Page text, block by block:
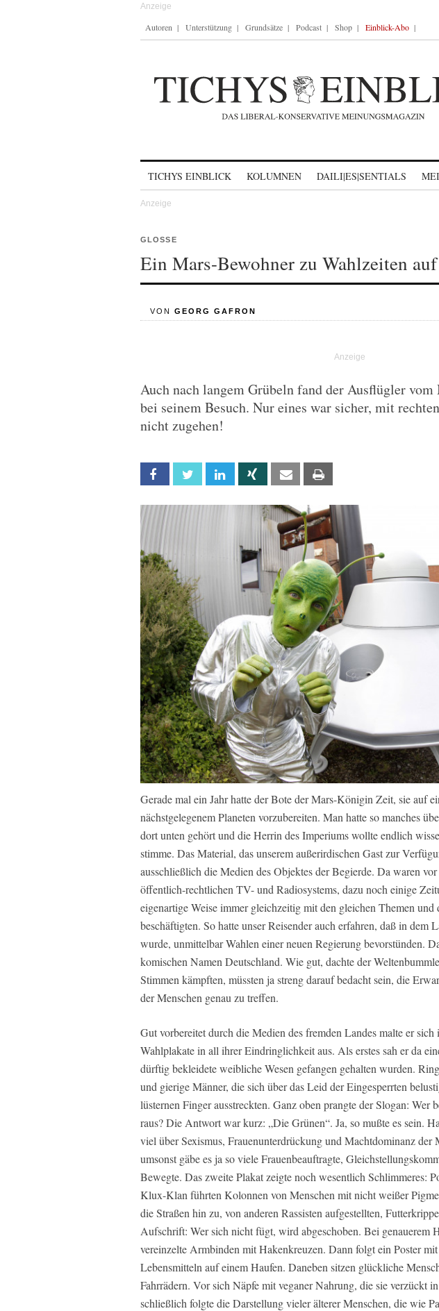
Autoren Unterstützung Grundsätze Podcast Shop Einblick-Abo
TICHYS EINBLICK KOLUMNEN DAILI|ES|SENTIALS
GLOSSE
Ein Mars-Bewohner zu Wahlzeiten
VON GEORG GAFRON
Auch nach langem Grübeln fand der Ausflügler
bei seinem Besuch. Nur eines war sicher, mit
nicht zugehen!
Facebook Twitter Linkedin Xing Email
Gerade mal ein Jahr hatte der Bote der Mars-Königin Zeit, sie auf
nächstgelegenem Planeten vorzubereiten. Man hatte so manches
dort unten gehört und die Herrin des Imperiums wollte endlich
stimme. Das Material, das unserem außerirdischen Gast zur
ausschließlich die Medien des Objektes der Begierde. Da waren
öffentlich-rechtlichen TV- und Radiosystems, dazu noch einige
eigenartige Weise immer gleichzeitig mit den gleichen Themen und
beschäftigten. So hatte unser Reisender auch erfahren, daß in dem
wurde, unmittelbar Wahlen einer neuen Regierung bevorstünden.
komischen Namen Deutschland. Wie gut, dachte der
Stimmen kämpften, müssten ja streng darauf bedacht sein, die
der Menschen genau zu treffen.
Gut vorbereitet durch die Medien des fremden Landes malte er sich
Wahlplakate in all ihrer Eindringlichkeit aus. Als erstes sah er da
dürftig bekleidete weibliche Wesen gefangen gehalten wurden.
und gierige Männer, die sich über das Leid der Eingesperrten
lüsternen Finger ausstreckten. Ganz oben prangte der Slogan: Wer
raus? Die Antwort war kurz: „Die Grünen“. Ja, so mußte es sein.
viel über Sexismus, Frauenunterdrückung und Machtdominanz der
umsonst gäbe es ja so viele Frauenbeauftragte,
Bewegte. Das zweite Plakat zeigte noch wesentlich Schlimmeres:
Klux-Klan führten Kolonnen von Menschen mit nicht weißer
die Straßen hin zu, von anderen Rassisten aufgestellten,
Aufschrift: Wer sich nicht fügt, wird abgeschoben. Bei genauerem
vereinzelte Armbinden mit Hakenkreuzen. Dann folgt ein Poster
Lebensmitteln auf einem Haufen. Daneben sitzen glückliche
Fahrrädern. Vor sich Näpfe mit veganer Nahrung, die sie verzückt
schließlich folgte die Darstellung vieler älterer Menschen, die wie